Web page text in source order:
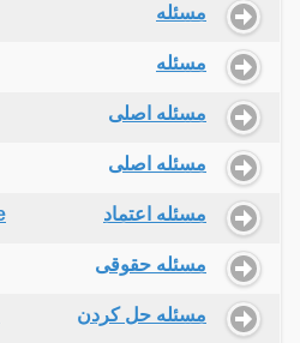
مسئله
مسئله
مسئله اصلی
مسئله اصلی
مسئله اعتماد
مسئله حقوقی
مسئله حل کردن